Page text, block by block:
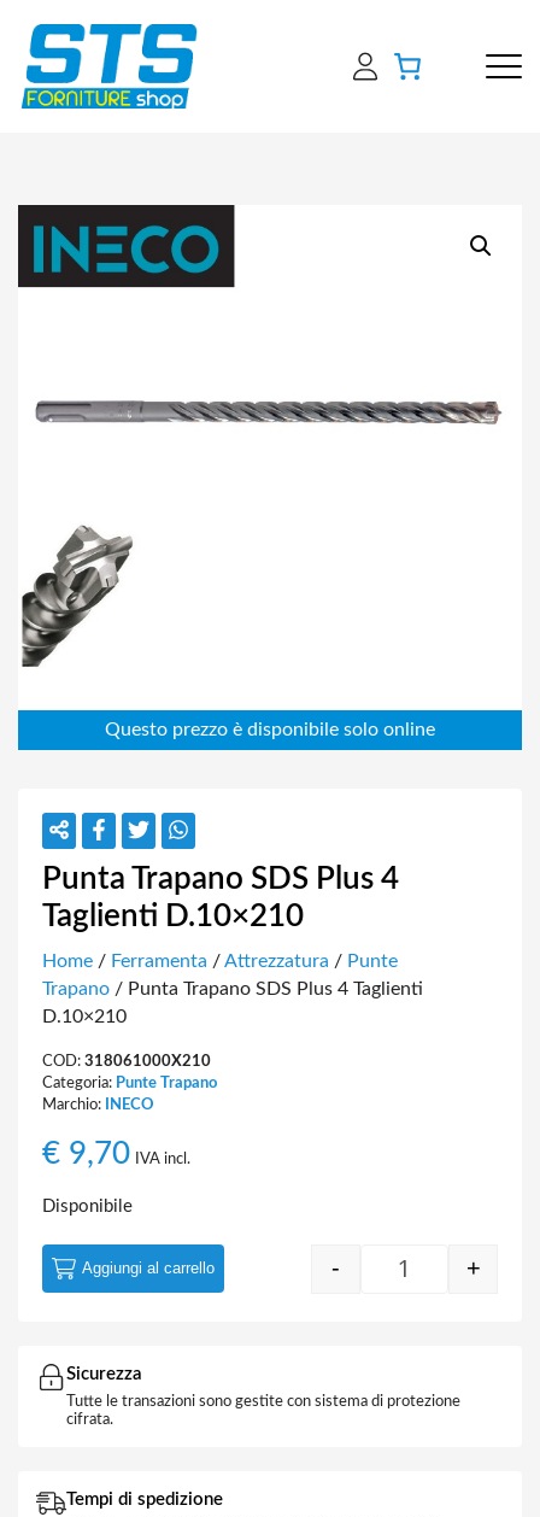
Punta Trapano SDS Plus 4
Taglienti D.10×210
Home / Ferramenta /Attrezzatura / Punte
Trapano / Punta Trapano SDS Plus 4 Taglienti
D.10×210
COD: 318061000X210
Categoria: Punte Trapano
Marchio:
INECO
€ 9,70 IVA incl.
Disponibile
Punta Trapano
- +
Aggiungi al carrello
Sicurezza
Tutte le transazioni sono gestite con sistema di protezione
cifrata.
Tempi di spedizione